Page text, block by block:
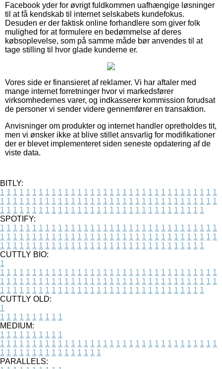
Facebook yder for øvrigt fuldkommen uafhængige løsninger
til at få kendskab til internet selskabets kundefokus.
Desuden er der faktisk online forhandlere som giver folk
mulighed for at formulere en bedømmelse af deres
købsoplevelse, som på samme måde bør anvendes til at
tage stilling til hvor glade kunderne er.
Vores side er finansieret af reklamer. Vi har aftaler med
mange internet forretninger hvor vi markedsfører
virksomhedernes varer, og indkasserer kommission forudsat
de personer vi sender videre gennemfører en transaktion.
Anvisninger om produkter og internet handler opretholdes tit,
men vi ønsker ikke at blive stillet ansvarlig for modifikationer
der er blevet implementeret siden seneste opdatering af de
viste data.
BITLY:
1 1 1 1 1 1 1 1 1 1 1 1 1 1 1 1 1 1 1 1 1 1 1 1 1 1 1 1 1 1 1 1 1 1
1 1 1 1 1 1 1 1 1 1 1 1 1 1 1 1 1 1 1 1 1 1 1 1 1 1 1 1 1 1 1 1 1 1
1 1 1 1 1 1 1 1 1 1 1 1 1 1 1 1 1 1 1 1 1 1 1 1 1 1 1 1 1 1 1 1
SPOTIFY:
1 1 1 1 1 1 1 1 1 1 1 1 1 1 1 1 1 1 1 1 1 1 1 1 1 1 1 1 1 1 1 1 1 1
1 1 1 1 1 1 1 1 1 1 1 1 1 1 1 1 1 1 1 1 1 1 1 1 1 1 1 1 1 1 1 1 1 1
1 1 1 1 1 1 1 1 1 1 1 1 1 1 1 1 1 1 1 1 1 1 1 1 1 1 1 1 1 1 1 1
CUTTLY BIO:
1
1 1 1 1 1 1 1 1 1 1 1 1 1 1 1 1 1 1 1 1 1 1 1 1 1 1 1 1 1 1 1 1 1 1
1 1 1 1 1 1 1 1 1 1 1 1 1 1 1 1 1 1 1 1 1 1 1 1 1 1 1 1 1 1 1 1 1 1
1 1 1 1 1 1 1 1 1 1 1 1 1 1 1 1 1 1 1 1 1 1 1 1 1 1 1 1 1 1 1 1
CUTTLY OLD:
1
1 1 1 1 1 1 1 1 1 1
MEDIUM:
1 1 1 1 1 1 1 1 1 1
1 1 1 1 1 1 1 1 1 1 1 1 1 1 1 1 1 1 1 1 1 1 1 1 1 1 1 1 1 1 1 1 1 1
1 1 1 1 1 1 1 1 1 1 1 1 1 1 1 1
PARALLELS: